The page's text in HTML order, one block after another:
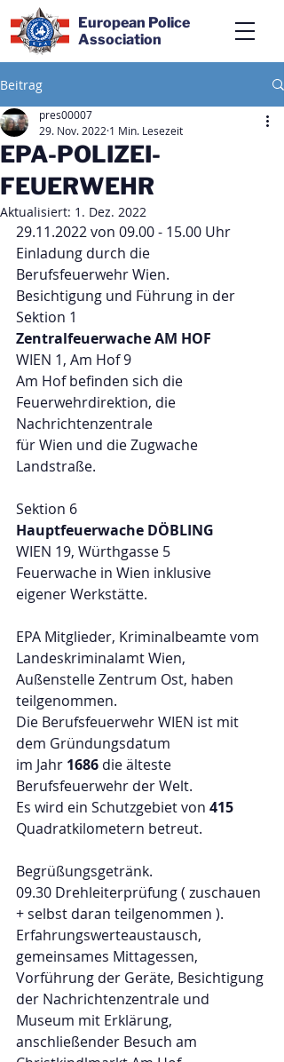
European Police
Association
Beitrag
EPA-POLIZEI-
FEUERWEHR
pres00007
29. Nov. 2022 1 Min. Lesezeit
Aktualisiert: 1. Dez. 2022
29.11.2022 von 09.00 - 15.00 Uhr
Einladung durch die
Berufsfeuerwehr Wien.
Besichtigung und Führung in der
Sektion 1
Zentralfeuerwache AM HOF
WIEN 1, Am Hof 9
Am Hof befinden sich die
Feuerwehrdirektion, die
Nachrichtenzentrale
für Wien und die Zugwache
Landstraße.
Sektion 6
Hauptfeuerwache DÖBLING
WIEN 19, Würthgasse 5
Feuerwache in Wien inklusive
eigener Werkstätte.
EPA Mitglieder, Kriminalbeamte vom
Landeskriminalamt Wien,
Außenstelle Zentrum Ost, haben
teilgenommen.
Die Berufsfeuerwehr WIEN ist mit
dem Gründungsdatum
im Jahr 1686 die älteste
Berufsfeuerwehr der Welt.
Es wird ein Schutzgebiet von 415
Quadratkilometern betreut.
Begrüßungsgetränk.
09.30 Drehleiterprüfung ( zuschauen
+ selbst daran teilgenommen ).
Erfahrungswerteaustausch,
gemeinsames Mittagessen,
Vorführung der Geräte, Besichtigung
der Nachrichtenzentrale und
Museum mit Erklärung,
anschließender Besuch am